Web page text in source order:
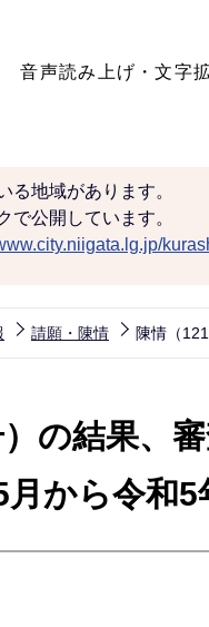
音声読み上げ・文字
る地域があります。
で公開しています。
請願・陳情 陳情（
の結果、
から令和5